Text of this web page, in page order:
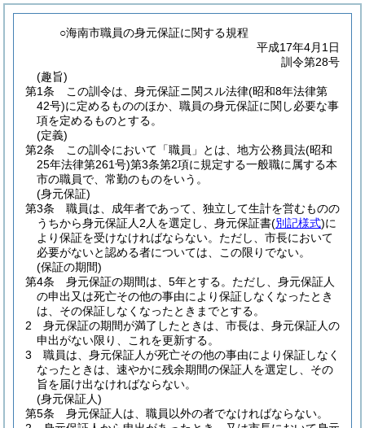
○海南市職員の身元保証に関する規程
平成17年4月1日
訓令第28号
(趣旨)
第1条
この訓令は、身元保証ニ関スル法律(昭和8年法律第
42号)に定めるもののほか、職員の身元保証に関し必要な事
項を定めるものとする。
(定義)
第2条
この訓令において「職員」とは、地方公務員法(昭和
25年法律第261号)第3条第2項に規定する一般職に属する本
市の職員で、常勤のものをいう。
(身元保証)
第3条
職員は、成年者であって、独立して生計を営むものの
うちから身元保証人2人を選定し、身元保証書(別記様式)に
より保証を受けなければならない。 ただし、市長において
必要がないと認める者については、この限りでない。
(保証の期間)
第4条
身元保証の期間は、5年とする。 ただし、身元保証人
の申出又は死亡その他の事由により保証しなくなったとき
は、その保証しなくなったときまでとする。
2
身元保証の期間が満了したときは、市長は、身元保証人の
申出がない限り、これを更新する。
3
職員は、身元保証人が死亡その他の事由により保証しなく
なったときは、速やかに残余期間の保証人を選定し、その
旨を届け出なければならない。
(身元保証人)
第5条
身元保証人は、職員以外の者でなければならない。